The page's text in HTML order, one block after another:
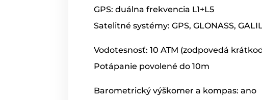
GPS: duálna frekvencia L1+L5
Satelitné systémy: GPS, GLONASS,
Vodotesnosť: 10 ATM (zodpovedá
Potápanie povolené do 10m
Barometrický výškomer a kompas: ano